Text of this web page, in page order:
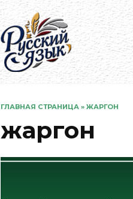
ГЛАВНАЯ СТРАНИЦА » ЖАРГОН
жаргон